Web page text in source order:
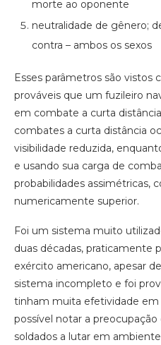
morte ao oponente
neutralidade de gênero;
contra – ambos os sexos
Esses parâmetros são vistos
prováveis que um fuzileiro
em combate a curta
combates a curta distância
visibilidade reduzida,
e usando sua carga de
probabilidades assimétricas,
numericamente superior.
Foi um sistema muito
duas décadas, praticamente
exército americano, apesar
sistema incompleto e foi
tinham muita efetividade em
possível notar a
soldados a lutar em